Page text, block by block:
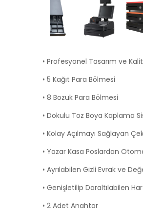
• Profesyonel Tasarım ve
• 5 Kağıt Para Bölmesi
• 8 Bozuk Para Bölmesi
• Dokulu Toz Boya Kaplama
• Kolay Açılmayı Sağlayan
• Yazar Kasa Poslardan
• Ayrılabilen Gizli Evrak ve
• Genişletilip Daraltılabilen
• 2 Adet Anahtar